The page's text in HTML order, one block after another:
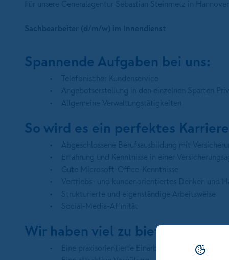
Spannende Aufgaben bei uns:
So wird es ein perfektes
Wir haben viel zu bieten: